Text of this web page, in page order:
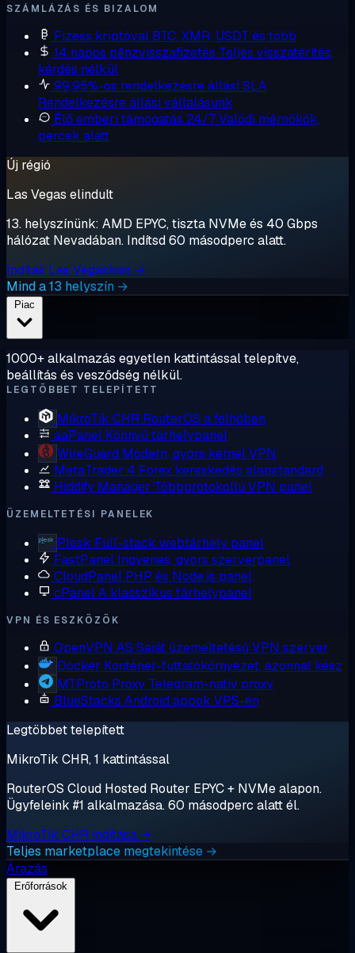
SZÁMLÁZÁS ÉS BIZALOM
Fizess kriptóval BTC, XMR, USDT és több
14 napos pénzvisszafizetés Teljes visszatérítés,
kérdés nélkül
99,95%-os rendelkezésre állási SLA
Rendelkezésre állási vállalásunk
Élő emberi támogatás 24/7Valódi mérnökök,
percek alatt
Új régió
Las Vegas elindult
13. helyszínünk: AMD EPYC, tiszta NVMe és 40 Gbps
hálózat Nevadában. Indítsd 60 másodperc alatt.
Indítás Las Vegasban →
Mind a 13 helyszín →
1000+ alkalmazás egyetlen kattintással telepítve,
beállítás és vesződség nélkül.
LEGTÖBBET TELEPÍTETT
MikroTik CHR RouterOS a felhőben
aaPanel Könnyű tárhelypanel
WireGuard Modern, gyors kernel VPN
MetaTrader 4 Forex kereskedés alapstandard
Hiddify Manager Többprotokollú VPN panel
ÜZEMELTETÉSI PANELEK
Plesk Full-stack webtárhely panel
FastPanel Ingyenes, gyors szerverpanel
CloudPanel PHP és Node.js panel
cPanelA klasszikus tárhelypanel
VPN ÉS ESZKÖZÖK
OpenVPN AS Saját üzemeltetésű VPN szerver
Docker Konténer-futtatókörnyezet, azonnal kész
MTProto Proxy Telegram-natív proxy
BlueStacks Android appok VPS-en
Legtöbbet telepített
MikroTik CHR, 1 kattintással
RouterOS Cloud Hosted Router EPYC + NVMe alapon.
Ügyfeleink #1 alkalmazása. 60 másodperc alatt él.
MikroTik CHR indítása →
Teljes marketplace megtekintése →
Árazás